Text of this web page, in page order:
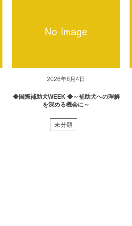
2026年8月4日
◆国際補助犬WEEK ◆～補助犬への理解
を深める機会に～
未分類